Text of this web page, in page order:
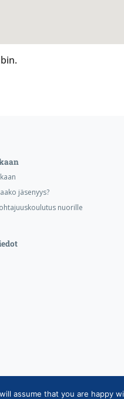
jäsenyys?
nuorille
assume that you are happy